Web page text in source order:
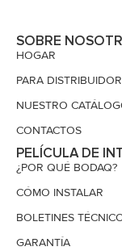
SOBRE
HOGAR
PARA
NUESTRO
CONTACTOS
PELÍCULA DE
¿POR QUÉ BODAQ?
CÓMO INSTALAR
BOLETINES
GARANTÍA